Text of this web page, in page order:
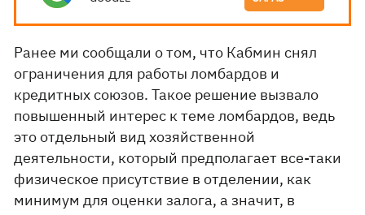
Ранее ми сообщали о том, что Кабмин снял
ограничения для работы ломбардов и
кредитных союзов. Такое решение вызвало
повышенный интерес к теме ломбардов, ведь
это отдельный вид хозяйственной
деятельности, который предполагает все-таки
физическое присутствие в отделении, как
минимум для оценки залога, а значит, в